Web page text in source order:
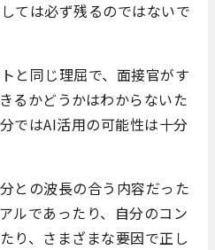
ては必ず残るのではないで
と同じ理屈で、面接官がす
るかどうかはわからないた
ではAI活用の可能性は十分
との波長の合う内容だった
ルであったり、自分のコン
り、さまざまな要因で正し